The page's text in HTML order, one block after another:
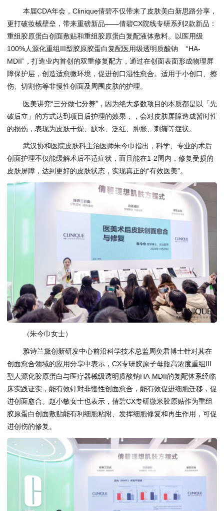
本届CDA年会，Clinique倩碧不仅带来了皮肤美白新思路分享，
更打破妆械壁垒，带来重磅新品——倩碧CX院线专研系列2款新品：
重组胶原蛋白创面敷贴和重组胶原蛋白复配液体敷料。以医用级
100%人源化重组III型胶原胶蛋白复配医用级透明质酸钠 “HA-
MDII”，打造业内首创的双重修复配方，通过在创面表面形成物理屏
障保护层，创造适愈微环境，促进创口湿性愈合。适用于小创口、擦
伤、切割伤等非慢性创面及周围皮肤的护理。
医美讲究“三分做七分养”，因为绝大多数项目的本质都是以「先
破后立」的方式达到项目后护理的效果，，会对皮肤屏障造成暂时性
的损伤，表现为皮肤干燥、缺水、泛红、肿胀、刺痛等症状。
武汉协和医院皮肤科主治医师朱今巾指出，科学、专业的术后
创面护理不仅能缓解术后不适症状，而且能在1-2周内，修复受损的
皮肤屏障，达到更好的皮肤状态，实现真正的“有效医美”。
（朱今巾女士）
雅诗兰黛创新研发中心前沿科学技术总监周奂君博士针对其在
创面愈合领域的应用分享中表示，CX专研胶原子母瓶高浓度重组III
型人源化胶原蛋白与医疗器械级透明质酸钠HA-MDII的复配体系经临
床实践证实，能有效针对非慢性创面愈合，能有效促进细胞迁移，促
进创面愈合。赵小敏女士也表示，倩碧CX专研微米胶原贴作为重组
胶原蛋白创面敷贴能有利细胞粘附、发挥细胞修复和再生作用，可促
进创伤的修复。